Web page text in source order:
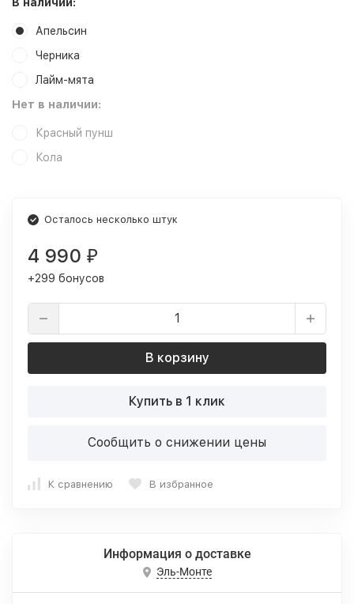
Апельсин
Черника
Лайм-мята
Нет в наличии:
Красный пунш
Кола
Осталось несколько штук
4 990 ₽
+299 бонусов
В корзину
Купить в 1 клик
Сообщить о снижении цены
К сравнению В избранное
Информация о доставке
Эль-Монте